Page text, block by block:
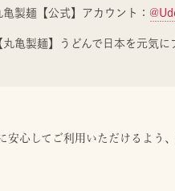
亀製麺【公式】アカウント：
丸亀製麺】うどんで日本を元気に
安心してご利用いただけるよう